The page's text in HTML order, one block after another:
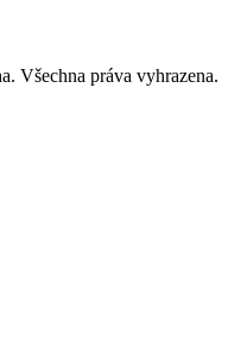
Všechna práva vyhrazena.